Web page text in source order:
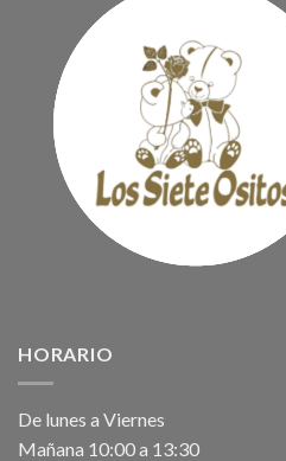
HORARIO
De lunes a Viernes
Mañana 10:00 a 13:30